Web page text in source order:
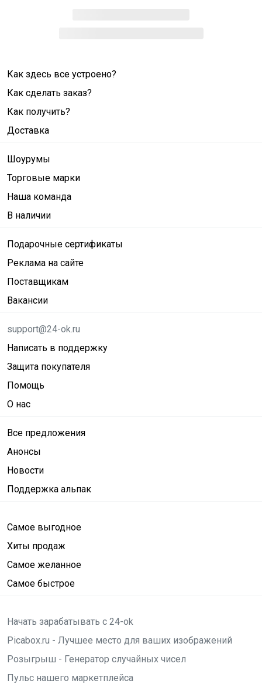
Как здесь все устроено?
Как сделать заказ?
Как получить?
Доставка
Шоурумы
Торговые марки
Наша команда
В наличии
Подарочные сертификаты
Реклама на сайте
Поставщикам
Вакансии
support@24-ok.ru
Написать в поддержку
Защита покупателя
Помощь
О нас
Все предложения
Анонсы
Новости
Поддержка альпак
Самое выгодное
Хиты продаж
Самое желанное
Самое быстрое
Начать зарабатывать с 24-ok
Picabox.ru - Лучшее место для ваших изображений
Розыгрыш - Генератор случайных чисел
Пульс нашего маркетплейса